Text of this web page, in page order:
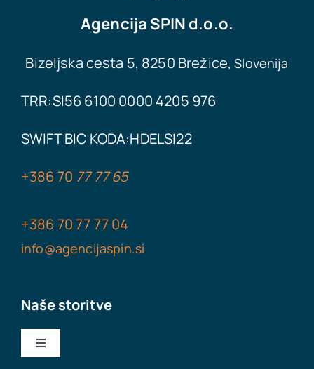
Agencija SPIN d.o.o.
Bizeljska cesta 5, 8250 Brežice, Slovenija
TRR:SI56 6100 0000 4205 976
SWIFT BIC KODA:HDELSI22
+38670 77 77 65
+38670 77 77 04
info@agencijaspin.si
Naše storitve
Toggle